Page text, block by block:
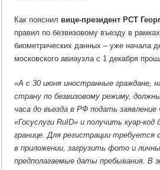
Как пояснил вице-президент РСТ
правил по безвизовому въезду в
биометрических данных – уже начала
московского авиаузла с 1 декабря
«А с 30 июня иностранные граждане,
страну по безвизовому режиму,
часа до въезда в РФ подать заявление
«Госуслуги RuID» и получить куар-код
границе. Для регистрации требуется
в приложении, загрузить фото и
предполагаемые даты пребывания. В